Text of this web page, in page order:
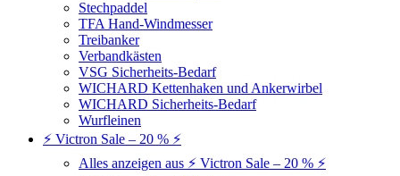
Stechpaddel
TFA Hand-Windmesser
Treibanker
Verbandkästen
VSG Sicherheits-Bedarf
WICHARD Kettenhaken und Ankerwirbel
WICHARD Sicherheits-Bedarf
Wurfleinen
⚡ Victron Sale – 20 % ⚡
Alles anzeigen aus ⚡ Victron Sale – 20 % ⚡